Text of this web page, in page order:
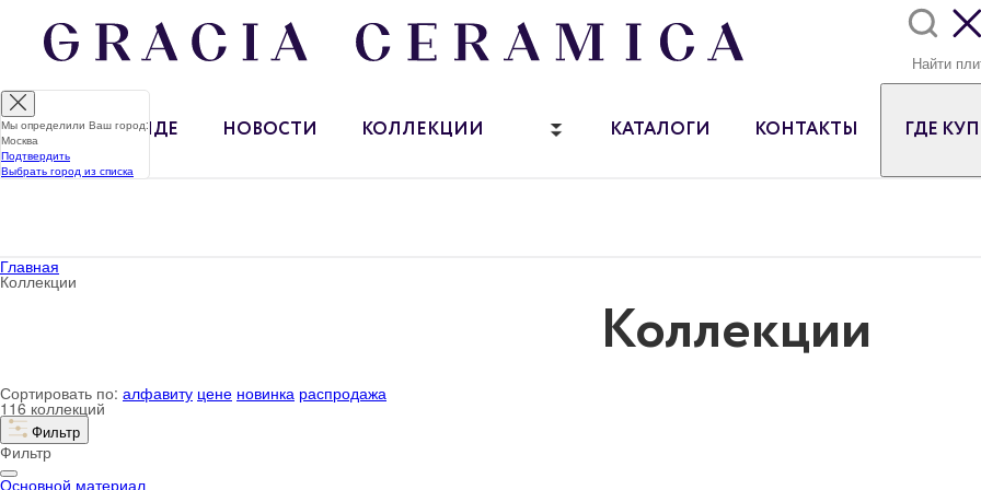
О БРЕНДЕ НОВОСТИ КОЛЛЕКЦИИ КАТАЛОГИ КОНТАКТЫ ГДЕ
Главная
Коллекции
Коллекции
Сортировать по: алфавиту цене новинка распродажа
116 коллекций
Фильтр
Фильтр
Основной материал
Мы определили Ваш город:
Москва
Подтвердить
Выбрать город из списка